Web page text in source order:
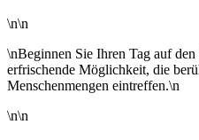
\n\n
\nBeginnen Sie Ihren Tag auf
erfrischende Möglichkeit, die
Menschenmengen eintreffen.\n
\n\n